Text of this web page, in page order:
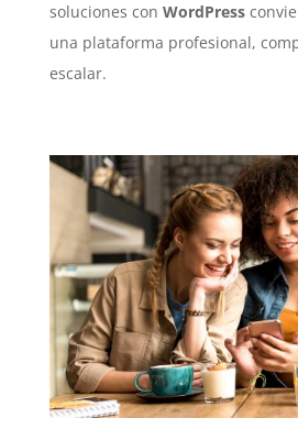
soluciones con WordPress
una plataforma profesional,
escalar.